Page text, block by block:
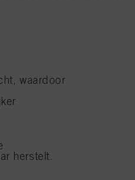
waardoor
herstelt.